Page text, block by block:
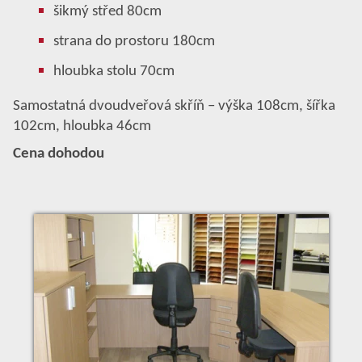
šikmý střed 80cm
strana do prostoru 180cm
hloubka stolu 70cm
Samostatná dvoudveřová skříň – výška 108cm, šířka
102cm, hloubka 46cm
Cena dohodou